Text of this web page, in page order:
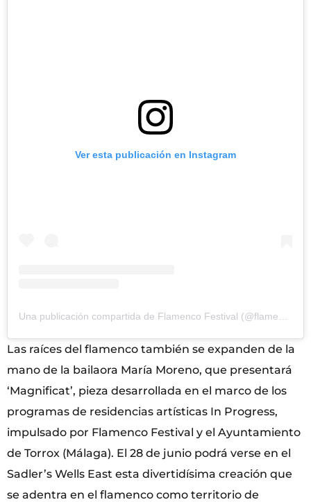
Ver esta publicación en Instagram
Las raíces del flamenco también se expanden de la
mano de la bailaora María Moreno, que presentará
‘Magnificat’, pieza desarrollada en el marco de los
programas de residencias artísticas In Progress,
impulsado por Flamenco Festival y el Ayuntamiento
de Torrox (Málaga). El 28 de junio podrá verse en el
Sadler’s Wells East esta divertidísima creación que
se adentra en el flamenco como territorio de